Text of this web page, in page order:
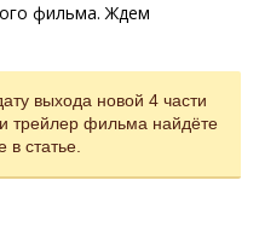
фильма. Ждем
выхода новой 4 части
трейлер фильма найдёте
в статье.